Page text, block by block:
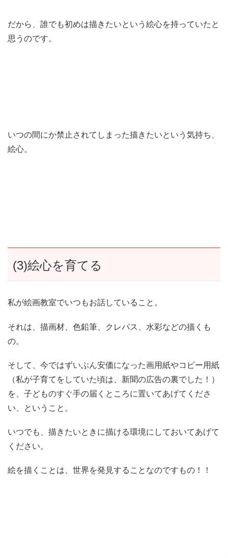
だから、誰でも初めは描きたいという絵心を持っていたと
思うのです。
いつの間にか禁止されてしまった描きたいという気持ち、
絵心。
(3)絵心を育てる
私が絵画教室でいつもお話していること。
それは、描画材、色鉛筆、クレパス、水彩などの描くも
の。
そして、今ではずいぶん安価になった画用紙やコピー用紙
（私が子育てをしていた頃は、新聞の広告の裏でした！）
を、子どものすぐ手の届くところに置いてあげてくださ
い、ということ。
いつでも、描きたいときに描ける環境にしておいてあげて
ください。
絵を描くことは、世界を発見することなのですもの！！